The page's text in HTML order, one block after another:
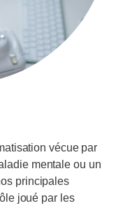
vécue par
mentale ou un
principales
joué par les